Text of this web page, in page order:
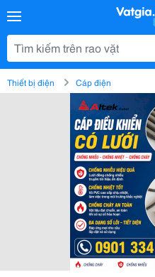
Thiết bị điện Cáp điện